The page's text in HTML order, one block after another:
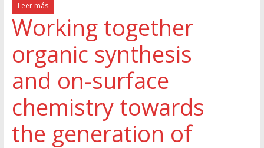
Leer más
Working together
organic synthesis
and on-surface
chemistry towards
the generation of